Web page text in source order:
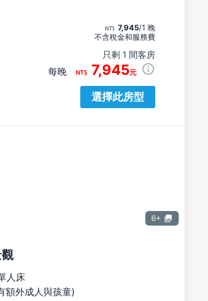
7,945/1 晚
不含稅金和服務費
只剩 1 間客房
每晚 7,945元
選擇此房型
6+
人床
額外成人與孩童)